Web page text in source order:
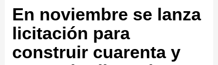
En noviembre se lanza
licitación para
construir cuarenta y